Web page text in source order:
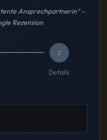
Ansprechpartnerin“ –
Rezension
2
Details